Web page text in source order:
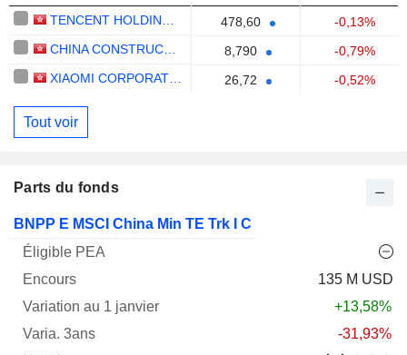
478,60
-0,13%
8,790
-0,79%
26,72 -0,52%
Tout voir
Parts du fonds
Nom PEA Encours
Varia.
BNPP E MSCI China Min TE Trk I C
135 M USD
+13,58%
-31,93%